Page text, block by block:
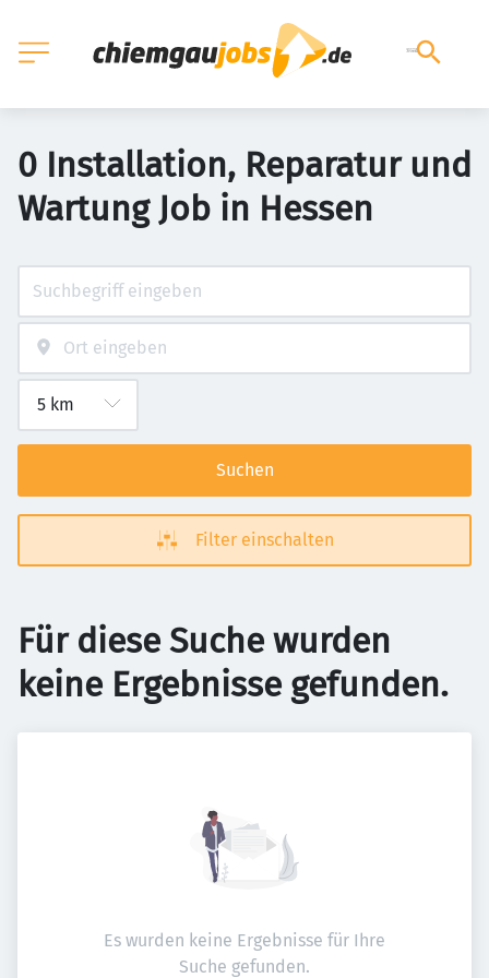
0 Installation, Reparatur und
Wartung Job in Hessen
Suchen
Filter einschalten
Für diese Suche wurden
keine Ergebnisse gefunden.
Es wurden keine Ergebnisse für Ihre
Suche gefunden.